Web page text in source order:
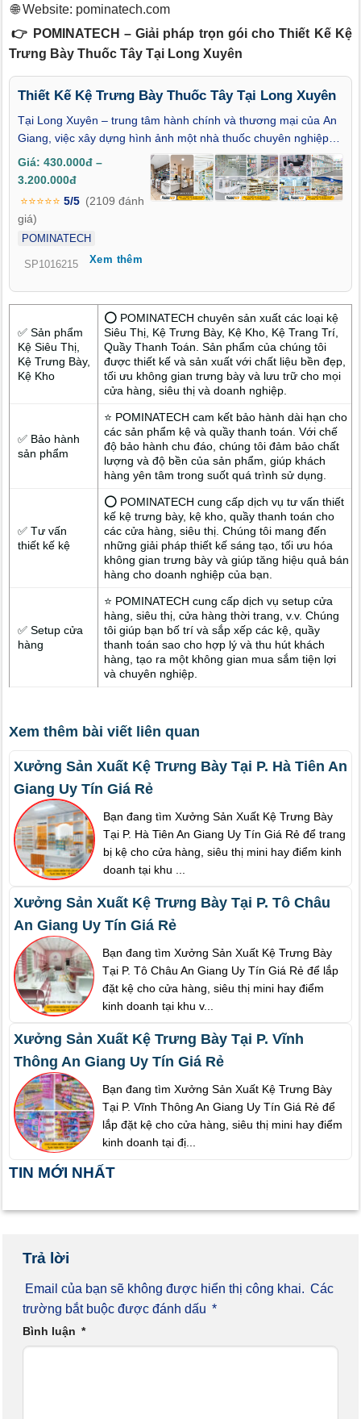
🌐 Website: pominatech.com
👉 POMINATECH – Giải pháp trọn gói cho Thiết Kế Kệ
Trưng Bày Thuốc Tây Tại Long Xuyên
Thiết Kế Kệ Trưng Bày Thuốc Tây Tại Long Xuyên
Tại Long Xuyên – trung tâm hành chính và thương mại của An
Giang, việc xây dựng hình ảnh một nhà thuốc chuyên nghiệp
ngày càng được chú trọng. Trong đó, thiết kế kệ trưng bày
thuốc tây tại Long Xuyên đóng vai trò không thể thiếu để tổ
chức không gian hiệu quả, mang lại trải nghiệm mua sắm thân
thiện và hiện đại cho khách hàng. Đây cũng là yếu tố góp phần
giúp nhà thuốc đạt chuẩn GPP và tối ưu quy trình bán hàng.
Giá: 430.000đ –
3.200.000đ
⭐⭐⭐⭐⭐ 5/5 (2109 đánh
giá)
POMINATECH
SP1016215 Xem thêm
✅ Sản phẩm
Kệ Siêu Thị,
Kệ Trưng Bày,
Kệ Kho
⭕ POMINATECH chuyên sản xuất các loại kệ
Siêu Thị, Kệ Trưng Bày, Kệ Kho, Kệ Trang Trí,
Quầy Thanh Toán. Sản phẩm của chúng tôi
được thiết kế và sản xuất với chất liệu bền đẹp,
tối ưu không gian trưng bày và lưu trữ cho mọi
cửa hàng, siêu thị và doanh nghiệp.
✅ Bảo hành
sản phẩm
⭐ POMINATECH cam kết bảo hành dài hạn cho
các sản phẩm kệ và quầy thanh toán. Với chế
độ bảo hành chu đáo, chúng tôi đảm bảo chất
lượng và độ bền của sản phẩm, giúp khách
hàng yên tâm trong suốt quá trình sử dụng.
✅ Tư vấn
thiết kế kệ
⭕ POMINATECH cung cấp dịch vụ tư vấn thiết
kế kệ trưng bày, kệ kho, quầy thanh toán cho
các cửa hàng, siêu thị. Chúng tôi mang đến
những giải pháp thiết kế sáng tạo, tối ưu hóa
không gian trưng bày và giúp tăng hiệu quả bán
hàng cho doanh nghiệp của bạn.
✅ Setup cửa
hàng
⭐ POMINATECH cung cấp dịch vụ setup cửa
hàng, siêu thị, cửa hàng thời trang, v.v. Chúng
tôi giúp bạn bố trí và sắp xếp các kệ, quầy
thanh toán sao cho hợp lý và thu hút khách
hàng, tạo ra một không gian mua sắm tiện lợi
và chuyên nghiệp.
Xem thêm bài viết liên quan
Xưởng Sản Xuất Kệ Trưng Bày Tại P. Hà Tiên An
Giang Uy Tín Giá Rẻ
Bạn đang tìm Xưởng Sản Xuất Kệ Trưng Bày
Tại P. Hà Tiên An Giang Uy Tín Giá Rẻ để trang
bị kệ cho cửa hàng, siêu thị mini hay điểm kinh
doanh tại khu ...
Xưởng Sản Xuất Kệ Trưng Bày Tại P. Tô Châu
An Giang Uy Tín Giá Rẻ
Bạn đang tìm Xưởng Sản Xuất Kệ Trưng Bày
Tại P. Tô Châu An Giang Uy Tín Giá Rẻ để lắp
đặt kệ cho cửa hàng, siêu thị mini hay điểm
kinh doanh tại khu v...
Xưởng Sản Xuất Kệ Trưng Bày Tại P. Vĩnh
Thông An Giang Uy Tín Giá Rẻ
Bạn đang tìm Xưởng Sản Xuất Kệ Trưng Bày
Tại P. Vĩnh Thông An Giang Uy Tín Giá Rẻ để
lắp đặt kệ cho cửa hàng, siêu thị mini hay điểm
kinh doanh tại đị...
TIN MỚI NHẤT
Trả lời
Email của bạn sẽ không được hiển thị công khai. Các
trường bắt buộc được đánh dấu *
Bình luận *